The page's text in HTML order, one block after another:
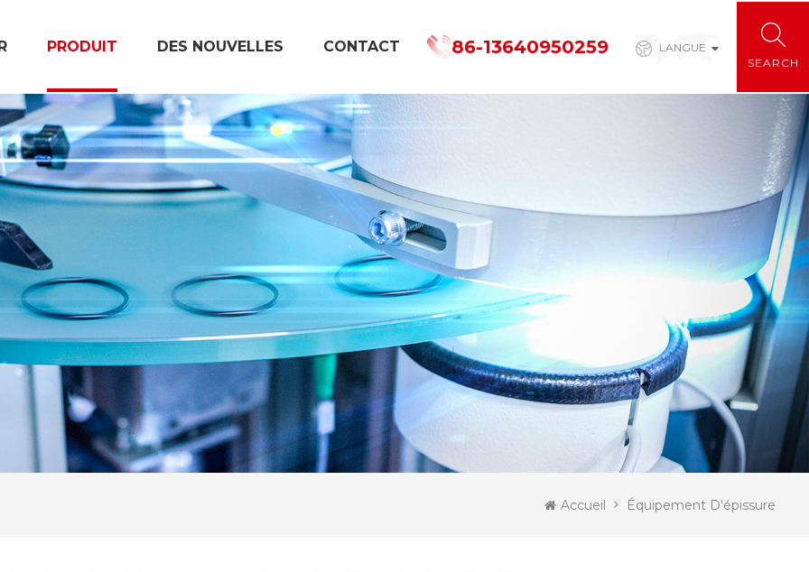
LANGUE
86-13640950259
PRODUIT DES NOUVELLES CONTACT
Accueil Équipement D'épissure